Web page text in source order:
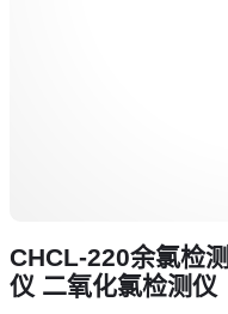
CHCL-220余氯检
仪 二氧化氯检测仪